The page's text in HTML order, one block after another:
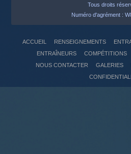
Tous droits
Numéro d'agrément :
ACCUEIL RENSEIGNEMENTS
ENTRAÎNEURS
COMPÉTITIONS
NOUS CONTACTER
GALERIES